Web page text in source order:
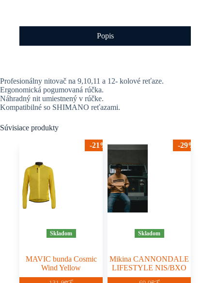
Popis
Profesionálny nitovač na 9,10,11 a 12- kolové reťaze.
Ergonomická pogumovaná rúčka.
Náhradný nit umiestnený v rúčke.
Kompatibilné so SHIMANO reťazami.
Súvisiace produkty
-21%
Skladom
MAVIC bunda Cosmic
Wind Yellow
-29%
Skladom
Mikina CANNONDALE
LIFESTYLE NIS/BXO